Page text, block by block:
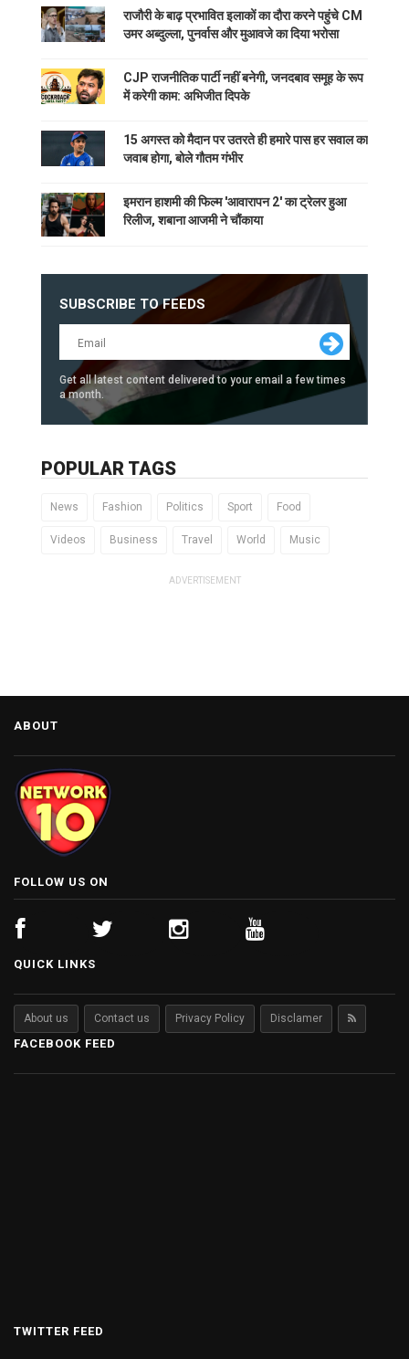
राजौरी के बाढ़ प्रभावित इलाकों का दौरा करने पहुंचे CM
उमर अब्दुल्ला, पुनर्वास और मुआवजे का दिया भरोसा
CJP राजनीतिक पार्टी नहीं बनेगी, जनदबाव समूह के रूप
में करेगी काम: अभिजीत दिपके
15 अगस्त को मैदान पर उतरते ही हमारे पास हर सवाल का
जवाब होगा, बोले गौतम गंभीर
इमरान हाशमी की फिल्म 'आवारापन 2' का ट्रेलर हुआ
रिलीज, शबाना आजमी ने चौंकाया
SUBSCRIBE TO FEEDS
Get all latest content delivered to your email a few times
a month.
POPULAR TAGS
News Fashion Politics Sport Food
Videos Business Travel World Music
ADVERTISEMENT
ABOUT
FOLLOW US ON
QUICK LINKS
About us Contact us Privacy Policy Disclamer
FACEBOOK FEED
TWITTER FEED